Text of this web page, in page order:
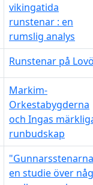
vikingatida
runstenar : en
rumslig analys
Runstenar på
Markim-
Orkestabygderna
och Ingas
runbudskap
en studie över